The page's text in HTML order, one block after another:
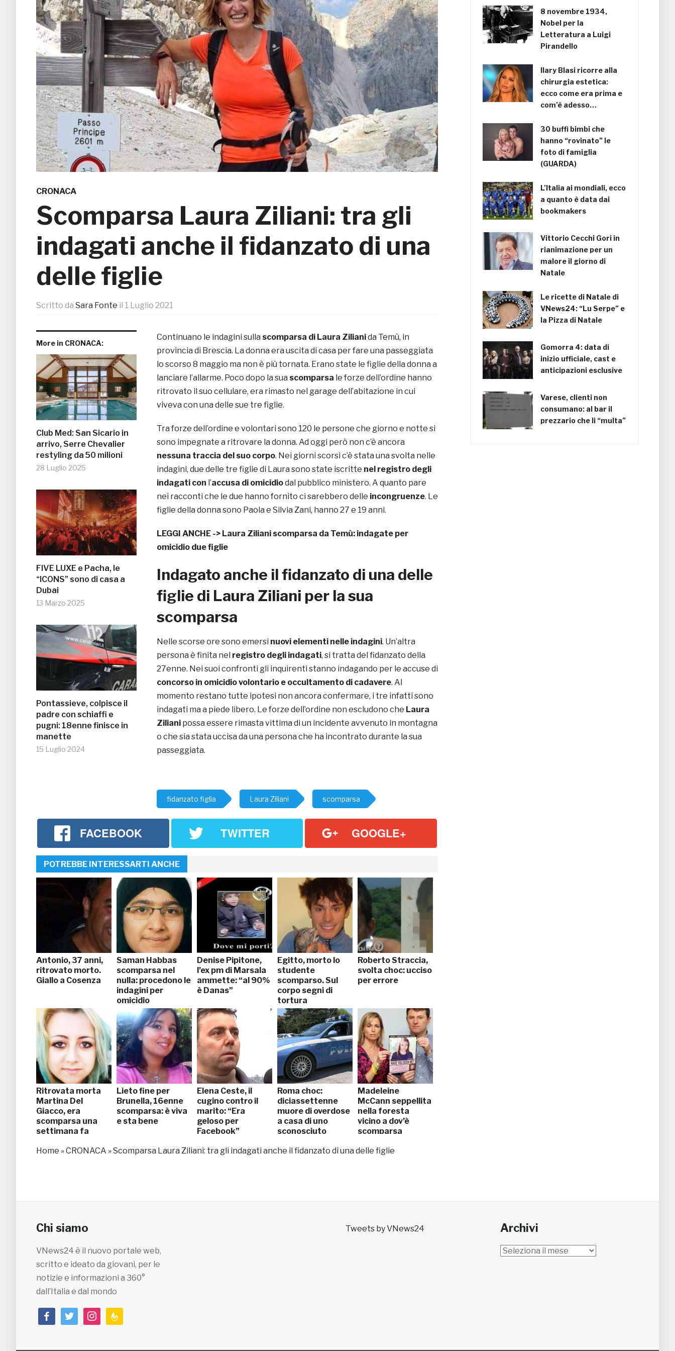
CRONACA
Scomparsa Laura Ziliani: tra gli
indagati anche il fidanzato di una
delle figlie
Scritto da Sara Fonte il 1 Luglio 2021
More in CRONACA:
Club Med: San Sicario in
arrivo, Serre Chevalier
restyling da 50 milioni
28 Luglio 2025
FIVE LUXE e Pacha, le
“ICONS” sono di casa a
Dubai
13 Marzo 2025
Pontassieve, colpisce il
padre con schiaffi e
pugni: 18enne finisce in
manette
15 Luglio 2024
Continuano le indagini sulla scomparsa di Laura Zilianida Temù, in
provincia di Brescia. La donna era uscita di casa per fare una passeggiata
lo scorso 8 maggio ma non è più tornata. Erano state le figlie della donna a
lanciare l’allarme. Poco dopo la sua scomparsa le forze dell’ordine hanno
ritrovato il suo cellulare, era rimasto nel garage dell’abitazione in cui
viveva con una delle sue tre figlie.
Tra forze dell’ordine e volontari sono 120 le persone che giorno e notte si
sono impegnate a ritrovare la donna. Ad oggi però non c’è ancora
nessuna traccia del suo corpo. Nei giorni scorsi c’è stata una svolta nelle
indagini, due delle tre figlie di Laura sono state iscritte nel registro degli
indagati con l’accusa di omicidiodal pubblico ministero. A quanto pare
nei racconti che le due hanno fornito ci sarebbero delle incongruenze. Le
figlie della donna sono Paola e Silvia Zani, hanno 27 e 19 anni.
LEGGI ANCHE -> Laura Ziliani scomparsa da Temù: indagate per
omicidio due figlie
Indagato anche il fidanzato di una delle
figlie di Laura Ziliani per la sua
scomparsa
Nelle scorse ore sono emersi nuovi elementi nelle indagini. Un’altra
persona è finita nel registro degli indagati, si tratta del fidanzato della
27enne. Nei suoi confronti gli inquirenti stanno indagando per le accuse di
concorso in omicidio volontario e occultamento di cadavere. Al
momento restano tutte ipotesi non ancora confermare, i tre infatti sono
indagati ma a piede libero. Le forze dell’ordine non escludono che Laura
Ziliani possa essere rimasta vittima di un incidente avvenuto in montagna
o che sia stata uccisa da una persona che ha incontrato durante la sua
passeggiata.
fidanzato figlia Laura Ziliani scomparsa
FACEBOOK TWITTER GOOGLE+
POTREBBE INTERESSARTI ANCHE
Antonio, 37 anni,
ritrovato morto.
Giallo a Cosenza
Saman Habbas
scomparsa nel
nulla: procedono le
indagini per
omicidio
Denise Pipitone,
l’ex pm di Marsala
ammette: “al 90%
è Danas”
Egitto, morto lo
studente
scomparso. Sul
corpo segni di
tortura
Roberto Straccia,
svolta choc: ucciso
per errore
Ritrovata morta
Martina Del
Giacco, era
scomparsa una
settimana fa
Lieto fine per
Brunella, 16enne
scomparsa: è viva
e sta bene
Elena Ceste, il
cugino contro il
marito: “Era
geloso per
Facebook”
Roma choc:
diciassettenne
muore di overdose
a casa di uno
sconosciuto
Madeleine
McCann seppellita
nella foresta
vicino a dov’è
scomparsa
Home »CRONACA »Scomparsa Laura Ziliani: tra gli indagati anche il fidanzato di una delle figlie
8 novembre 1934,
Nobel per la
Letteratura a Luigi
Pirandello
Ilary Blasi ricorre alla
chirurgia estetica:
ecco come era prima e
com’è adesso…
30 buffi bimbi che
hanno “rovinato” le
foto di famiglia
(GUARDA)
L’Italia ai mondiali, ecco
a quanto è data dai
bookmakers
Vittorio Cecchi Gori in
rianimazione per un
malore il giorno di
Natale
Le ricette di Natale di
VNews24: “Lu Serpe” e
la Pizza di Natale
Gomorra 4: data di
inizio ufficiale, cast e
anticipazioni esclusive
Varese, clienti non
consumano: al bar il
prezzario che li “multa”
Chi siamo
VNews24 è il nuovo portale web,
scritto e ideato da giovani, per le
notizie e informazioni a 360°
dall’Italia e dal mondo
facebooktwitterinstagramfeedburner
Tweets by VNews24 Archivi
Archivi